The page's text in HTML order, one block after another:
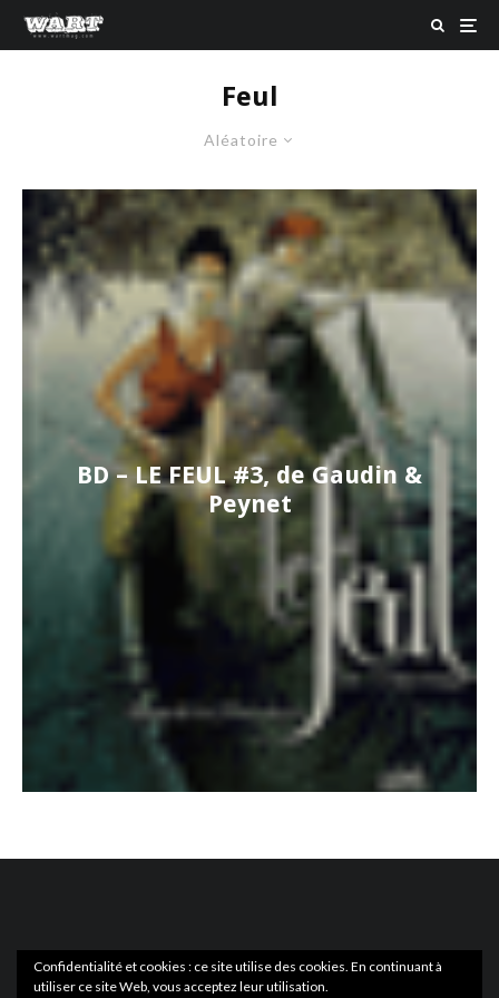
Feul
Aléatoire
BD – LE FEUL #3, de Gaudin &
Peynet
Confidentialité et cookies : ce site utilise des cookies. En continuant à
utiliser ce site Web, vous acceptez leur utilisation.